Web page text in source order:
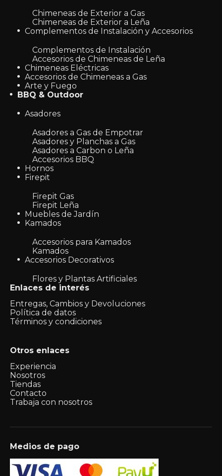
Chimeneas de Exterior a Gas
Chimeneas de Exterior a Leña
Complementos de Instalación y Accesorios
Complementos de Instalación
Accesorios de Chimeneas de Leña
Chimeneas Eléctricas
Accesorios de Chimeneas a Gas
Arte y Fuego
BBQ & Outdoor
Asadores
Asadores a Gas de Empotrar
Asadores y Planchas a Gas
Asadores a Carbon o Leña
Accesorios BBQ
Hornos
Firepit
Firepit Gas
Firepit Leña
Muebles de Jardín
Kamados
Accesorios para Kamados
Kamados
Accesorios Decorativos
Flores y Plantas Artificiales
Enlaces de interés
Entregas, Cambios y Devoluciones
Política de datos
Términos y condiciones
Otros enlaces
Experiencia
Nosotros
Tiendas
Contacto
Trabaja con nosotros
Medios de pago